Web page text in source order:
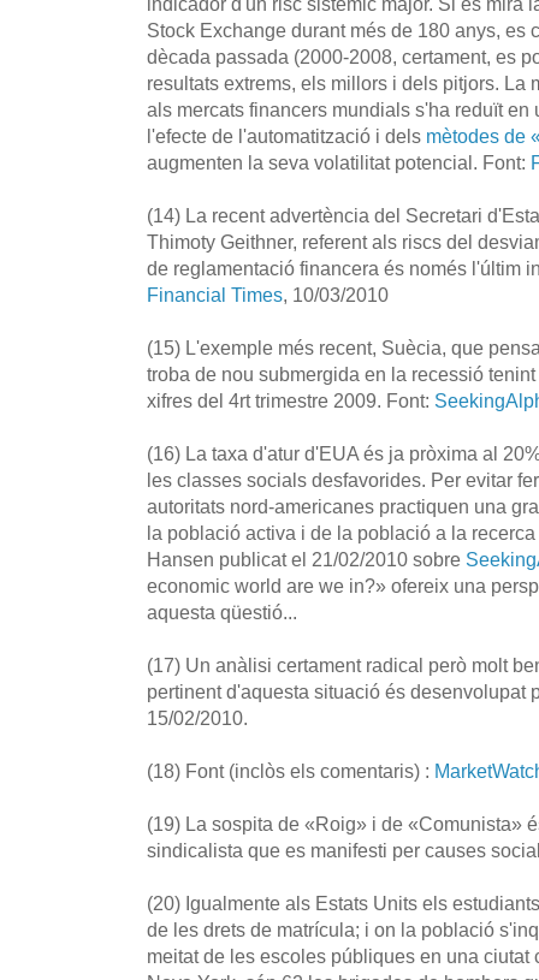
Stock Exchange durant més de 180 anys, es
dècada passada (2000-2008, certament, es
resultats extrems, els millors i dels pitjors. La
als mercats financers mundials s'ha reduït en
l'efecte de l'automatització i dels mètodes de
augmenten la seva volatilitat potencial. Font:
(14) La recent advertència del Secretari
Thimoty Geithner, referent als riscs del
de reglamentació financera és només l'últim
Financial Times, 10/03/2010
(15) L'exemple més recent, Suècia, que
troba de nou submergida en la recessió
xifres del 4rt trimestre 2009. Font:
(16) La taxa d'atur d'EUA és ja pròxima al
les classes socials desfavorides. Per evitar
autoritats nord-americanes practiquen una
la població activa i de la població a la
Hansen publicat el 21/02/2010 sobre
economic world are we in?» ofereix una
aquesta qüestió...
(17) Un anàlisi certament radical però molt
pertinent d'aquesta situació és desenvolupat
15/02/2010.
(18) Font (inclòs els comentaris) :
(19) La sospita de «Roig» i de «Comunista»
sindicalista que es manifesti per causes
(20) Igualmente als Estats Units els
de les drets de matrícula; i on la població
meitat de les escoles públiques en una ciutat